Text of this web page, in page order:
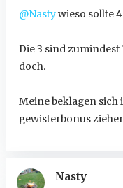
@Nastywieso sollte 4
Die 3 sind zumindest
doch.
Meine beklagen sich
gewisterbonus
Nasty